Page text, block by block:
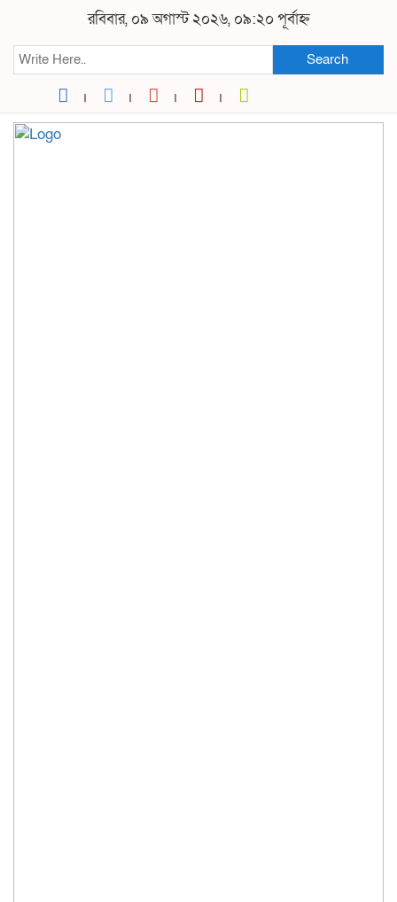
রবিবার, ০৯ অগাস্ট ২০২৬, ০৯:২০ পূর্বাহ্ন
Search